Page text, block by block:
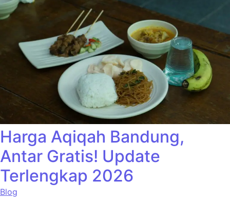
Harga Aqiqah Bandung,
Antar Gratis! Update
Terlengkap 2026
Blog